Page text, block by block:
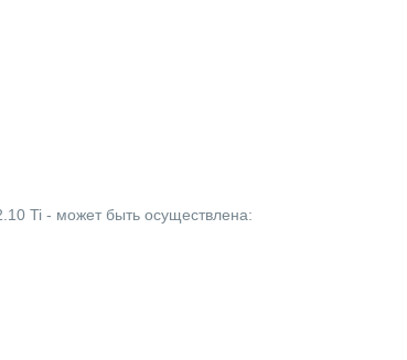
Ti - может быть осуществлена: